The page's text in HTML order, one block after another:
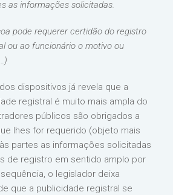
as informações solicitadas.
pode requerer certidão do registro
ou ao funcionário o motivo ou
dispositivos já revela que a
registral é muito mais ampla do
públicos são obrigados a
lhes for requerido (objeto mais
partes as informações solicitadas
de registro em sentido amplo por
o legislador deixa
que a publicidade registral se